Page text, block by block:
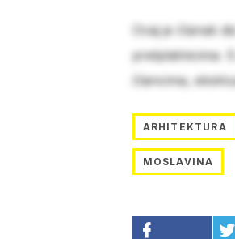
Ovaj je članak
pretplatnicima.
člancima,
ARHITEKTURA
MOSLAVINA